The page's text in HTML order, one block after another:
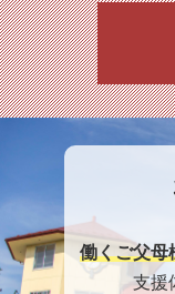
働くご父母
支援